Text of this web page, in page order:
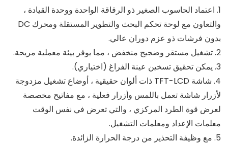
1. اعتماد الحاسوب الصغير ذو الرقاقة الواحدة ووحدة القيادة ،
والتعاون مع لوحة تحكم البحث والتطوير المستقلة ومحرك DC
بدون فرشات ذو عزم دوران عالي.
2. تشغيل مستقر وضجيج منخفض ، مما يوفر بيئة معملية مريحة.
3. يمكن تحقيق تسخين عينة الفراغ (اختياري).
4. شاشة TFT-LCD ذات ألوان حقيقية ، أوضاع تشغيل مزدوجة
لأزرار شاشة تعمل باللمس وأزرار فعلية ، مع مفاتيح مخصصة
لعرض قوة الطرد المركزي ، والتي تعرض في نفس الوقت
معلمات الإعداد ومعلمات التشغيل.
5. مع وظيفة التحذير من درجة الحرارة الزائدة.